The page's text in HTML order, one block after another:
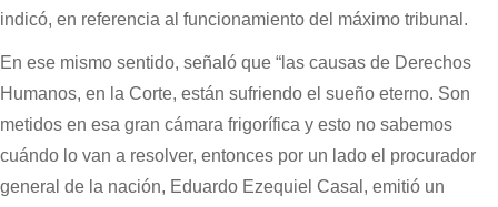
indicó, en referencia al funcionamiento del máximo tribunal.
En ese mismo sentido, señaló que “las causas de Derechos
Humanos, en la Corte, están sufriendo el sueño eterno. Son
metidos en esa gran cámara frigorífica y esto no sabemos
cuándo lo van a resolver, entonces por un lado el procurador
general de la nación, Eduardo Ezequiel Casal, emitió un